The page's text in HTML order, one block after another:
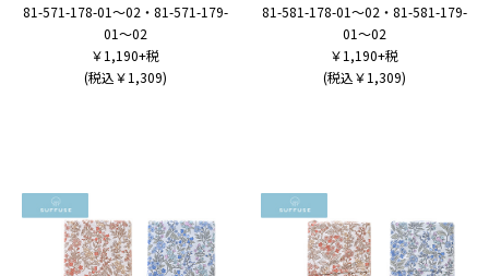
81-571-178-01～02・81-571-179-
01～02
￥1,190+税
(税込￥1,309)
81-581-178-01～02・81-581-179-
01～02
￥1,190+税
(税込￥1,309)